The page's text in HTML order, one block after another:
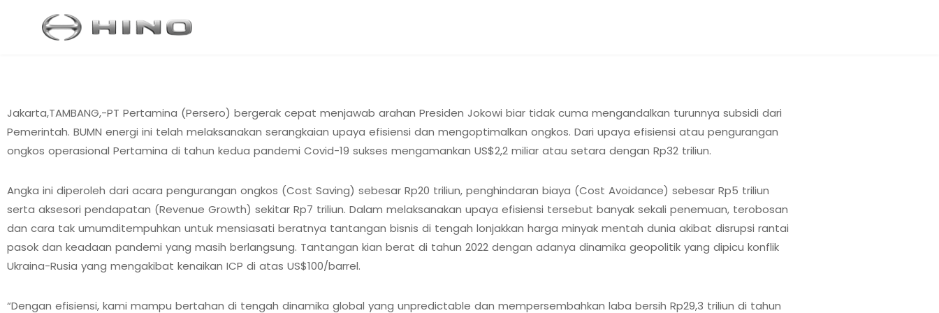
Jakarta,TAMBANG,-PT Pertamina (Persero) bergerak cepat menjawab arahan Presiden Jokowi biar tidak cuma mengandalkan turunnya subsidi dari
Pemerintah. BUMN energi ini telah melaksanakan serangkaian upaya efisiensi dan mengoptimalkan ongkos. Dari upaya efisiensi atau pengurangan
ongkos operasional Pertamina di tahun kedua pandemi Covid-19 sukses mengamankan US$2,2 miliar atau setara dengan Rp32 triliun.
Angka ini diperoleh dari acara pengurangan ongkos (Cost Saving) sebesar Rp20 triliun, penghindaran biaya (Cost Avoidance) sebesar Rp5 triliun
serta aksesori pendapatan (Revenue Growth) sekitar Rp7 triliun. Dalam melaksanakan upaya efisiensi tersebut banyak sekali penemuan, terobosan
dan cara tak umumditempuhkan untuk mensiasati beratnya tantangan bisnis di tengah lonjakkan harga minyak mentah dunia akibat disrupsi rantai
pasok dan keadaan pandemi yang masih berlangsung. Tantangan kian berat di tahun 2022 dengan adanya dinamika geopolitik yang dipicu konflik
Ukraina-Rusia yang mengakibat kenaikan ICP di atas US$100/barrel.
“Dengan efisiensi, kami mampu bertahan di tengah dinamika global yang unpredictable dan mempersembahkan laba bersih Rp29,3 triliun di tahun